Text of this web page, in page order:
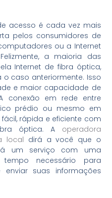
acesso é cada vez mais
pelos consumidores de
ou a Internet
a maioria das
Internet de fibra óptica,
caso anteriormente. Isso
e maior capacidade de
conexão em rede entre
prédio ou mesmo em
rápida e eficiente com
óptica. A operadora
local dirá a você que o
um serviço com uma
necessário para
suas informações